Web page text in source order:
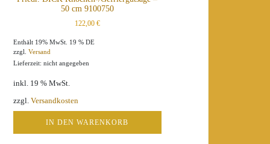
50 cm 9100750
122,00 €
Enthält 19% MwSt. 19 % DE
zzgl. Versand
Lieferzeit: nicht angegeben
inkl. 19 % MwSt.
zzgl. Versandkosten
IN DEN WARENKORB